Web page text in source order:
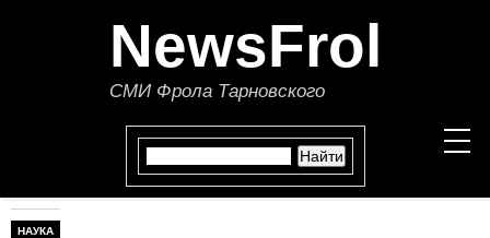
NewsFrol
СМИ Фрола Тарновского
НАУКА